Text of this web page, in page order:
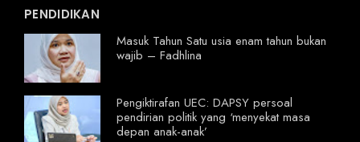
PENDIDIKAN
Masuk Tahun Satu usia enam tahun bukan
wajib – Fadhlina
Pengiktirafan UEC: DAPSY persoal
pendirian politik yang ‘menyekat masa
depan anak-anak’